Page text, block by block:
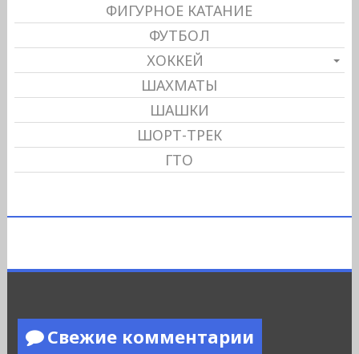
ФИГУРНОЕ КАТАНИЕ
ФУТБОЛ
ХОККЕЙ
ШАХМАТЫ
ШАШКИ
ШОРТ-ТРЕК
ГТО
Свежие комментарии